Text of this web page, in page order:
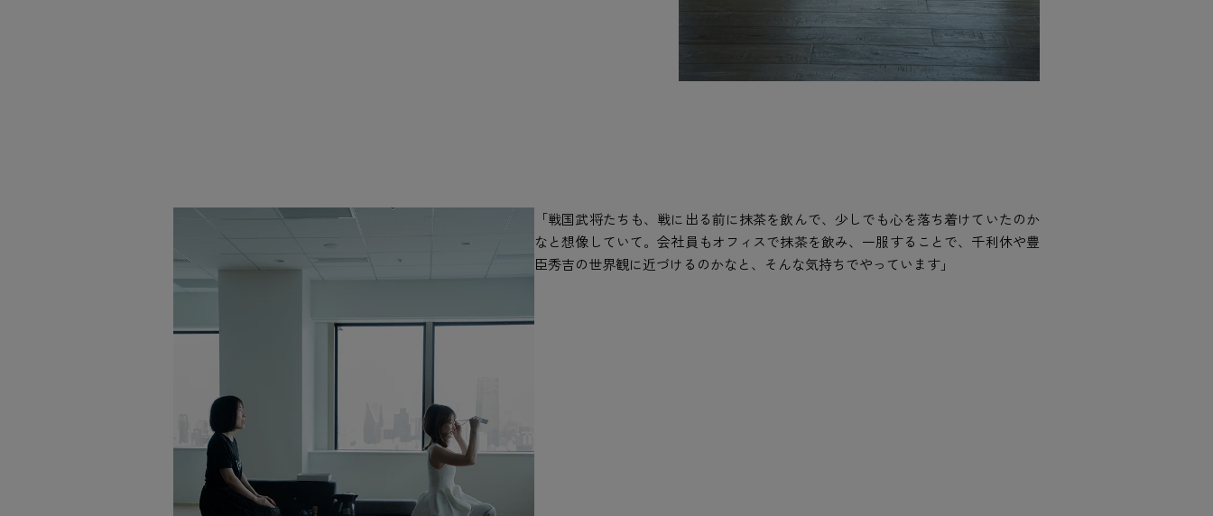
「戦国武将たちも、戦に出る前に抹茶を飲んで、少しでも心を落ち着けていたのか
なと想像していて。会社員もオフィスで抹茶を飲み、一服することで、千利休や豊
臣秀吉の世界観に近づけるのかなと、そんな気持ちでやっています」